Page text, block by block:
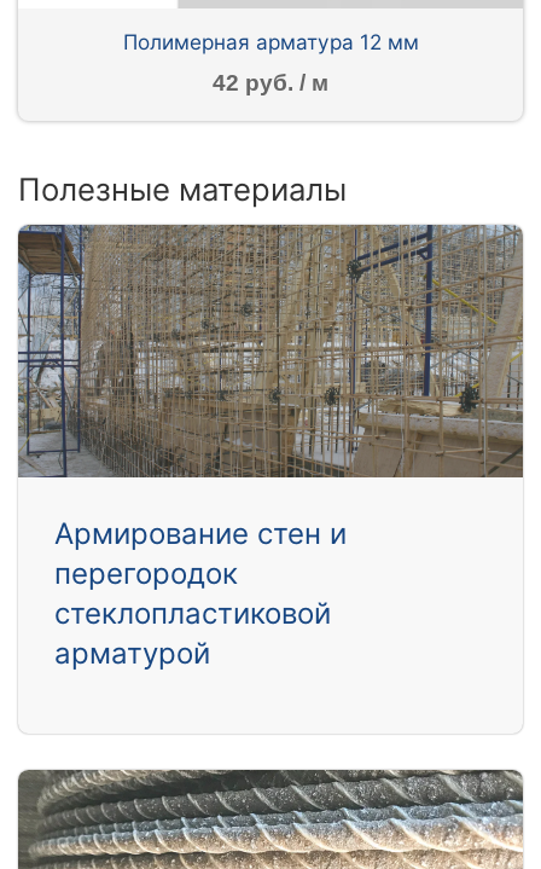
Полимерная арматура 12 мм
42 руб. / м
Полезные материалы
Армирование стен и
перегородок
стеклопластиковой
арматурой